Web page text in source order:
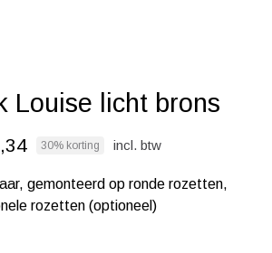
Louise licht brons
30% korting incl. btw
gemonteerd op ronde rozetten,
rozetten (optioneel)